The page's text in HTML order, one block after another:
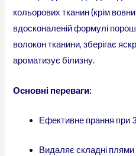
кольорових тканин (крім
вдосконаленій формулі
волокон тканини, зберігає
ароматизує білизну.
Основні переваги:
Ефективне прання при
Видаляє складні плями